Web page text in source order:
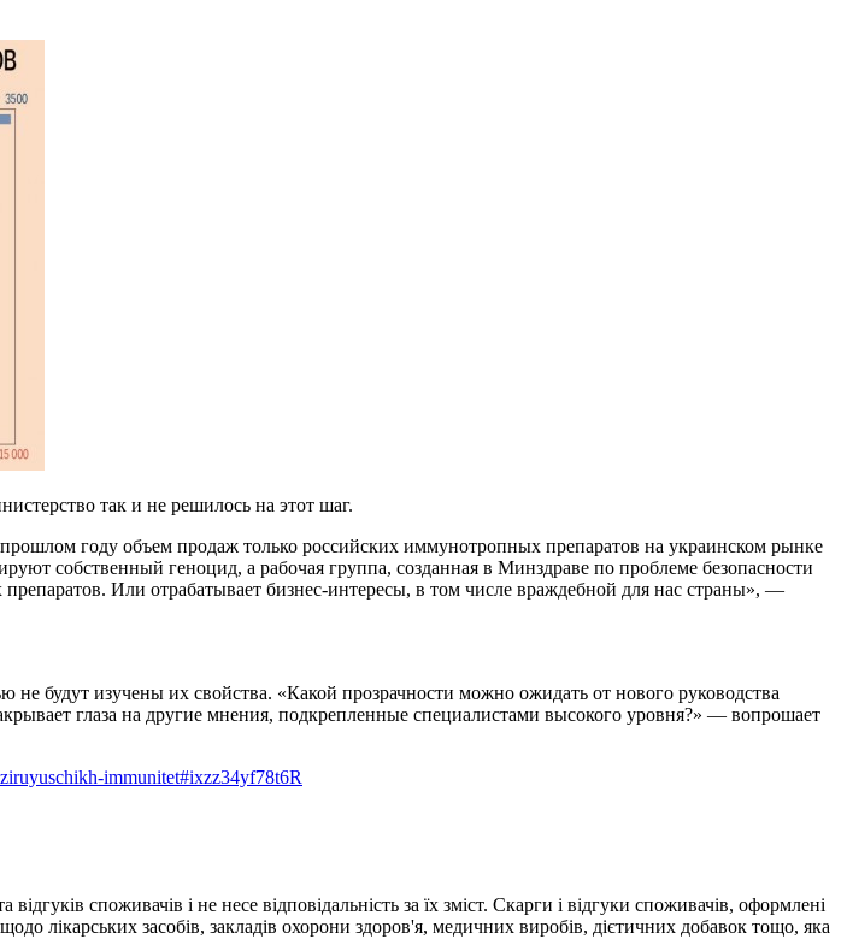
так и не решилось на этот шаг.
году объем продаж только российских иммунотропных препаратов на украинском рынке
собственный геноцид, а рабочая группа, созданная в Минздраве по проблеме безопасности
Или отрабатывает бизнес-интересы, в том числе враждебной для нас страны», —
будут изучены их свойства. «Какой прозрачности можно ожидать от нового руководства
глаза на другие мнения, подкрепленные специалистами высокого уровня?» — вопрошает
immunitet#ixzz34yf78t6R
споживачів і не несе відповідальність за їх зміст. Скарги і відгуки споживачів, оформлені
лікарських засобів, закладів охорони здоров'я, медичних виробів, дієтичних добавок тощо, яка